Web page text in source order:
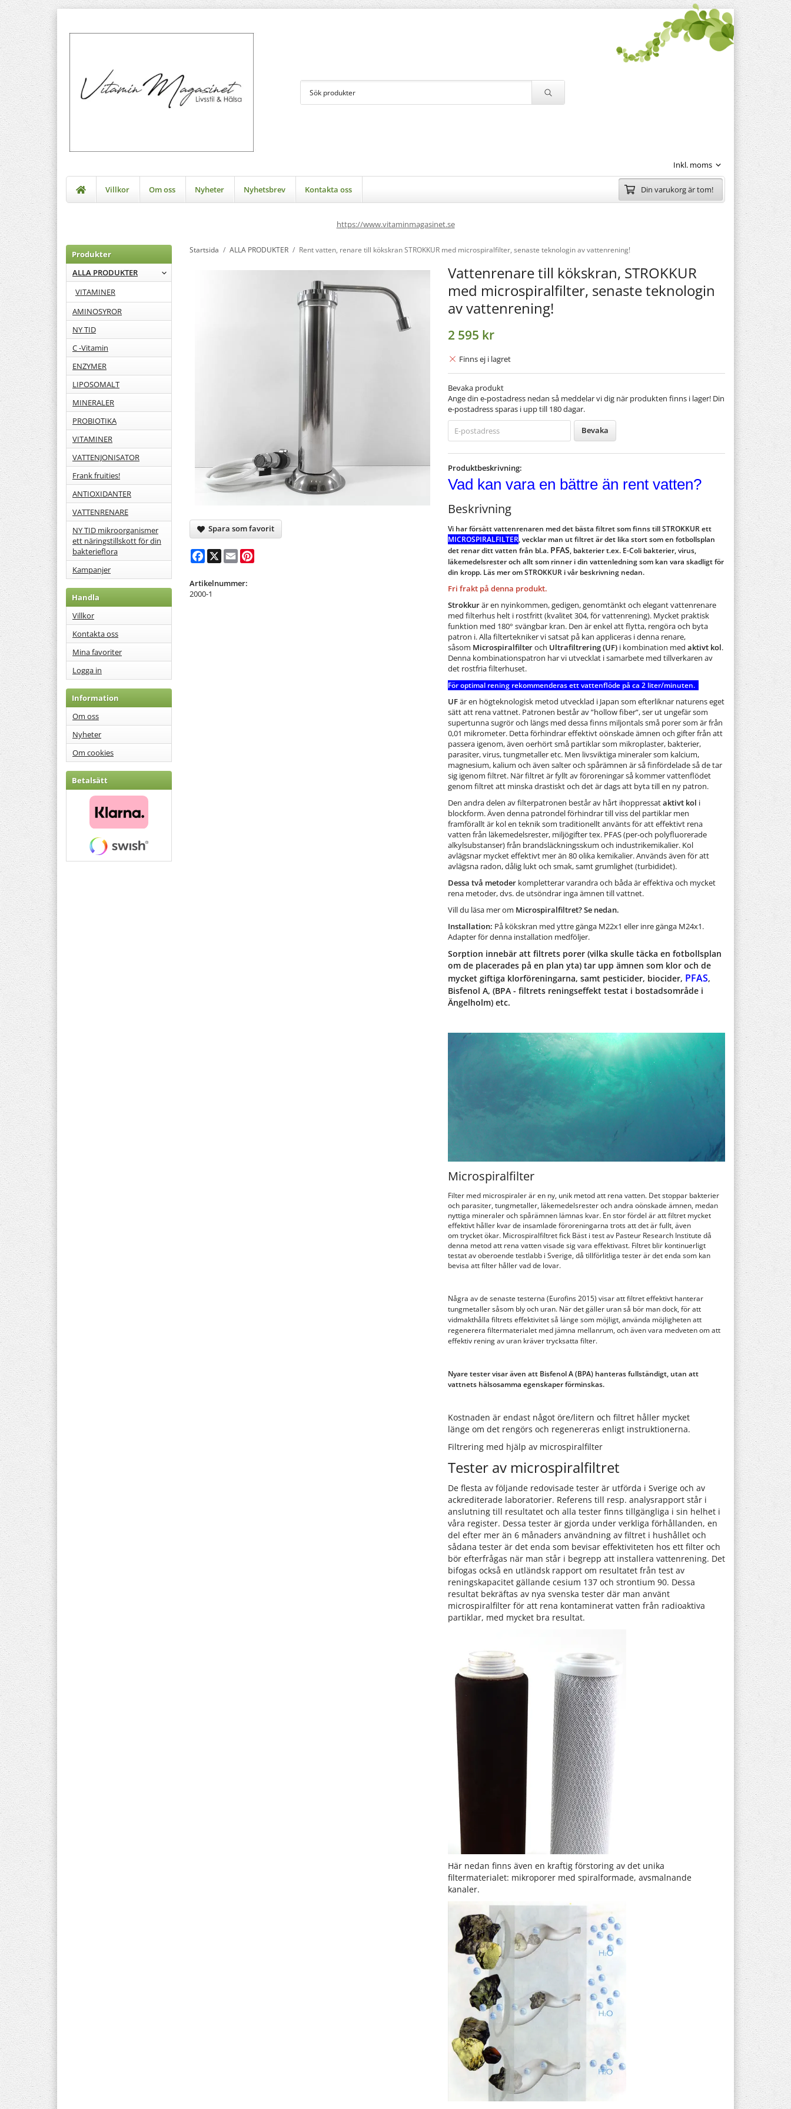
Villkor Om oss Nyheter Nyhetsbrev Kontakta oss Din varukorg är tom!
https://www.vitaminmagasinet.se
Produkter
ALLA PRODUKTER
VITAMINER
AMINOSYROR
NY TID
C -Vitamin
ENZYMER
LIPOSOMALT
MINERALER
PROBIOTIKA
VITAMINER
VATTENJONISATOR
Frank fruities!
ANTIOXIDANTER
VATTENRENARE
NY TID mikroorganismer
ett näringstillskott för din
bakterieflora
Kampanjer
Handla
Villkor
Kontakta oss
Mina favoriter
Logga in
Information
Om oss
Nyheter
Om cookies
Betalsätt
Startsida / ALLA PRODUKTER / Rent vatten, renare till kökskran STROKKUR med microspiralfilter, senaste teknologin av vattenrening!
Vattenrenare till kökskran, STROKKUR
med microspiralfilter, senaste teknologin
av vattenrening!
2 595 kr
Finns ej i lagret
Bevaka produkt
Ange din e-postadress nedan så meddelar vi dig när produkten finns i lager! Din
e-postadress sparas i upp till 180 dagar.
Bevaka
Produktbeskrivning:
Vad kan vara en bättre än rent vatten?
Beskrivning
Vi har försätt vattenrenaren med det bästa filtret som finns till STROKKUR ett
MICROSPIRALFILTER, vecklar man ut filtret är det lika stort som en fotbollsplan
det renar ditt vatten från bl.a. PFAS, bakterier t.ex. E-Coli bakterier, virus,
läkemedelsrester och allt som rinner i din vattenledning som kan vara skadligt för
din kropp. Läs mer om STROKKUR i vår beskrivning nedan.
Fri frakt på denna produkt.
Strokkurär en nyinkommen, gedigen, genomtänkt och elegant vattenrenare
med filterhus helt i rostfritt (kvalitet 304, för vattenrening). Mycket praktisk
funktion med 180° svängbar kran. Den är enkel att flytta, rengöra och byta
patron i. Alla filtertekniker vi satsat på kan appliceras i denna renare,
såsom Microspiralfilteroch Ultrafiltrering (UF)i kombination med aktivt kol.
Denna kombinationspatron har vi utvecklat i samarbete med tillverkaren av
det rostfria filterhuset.
För optimal rening rekommenderas ett vattenflöde på ca 2 liter/minuten.
UFär en högteknologisk metod utvecklad i Japan som efterliknar naturens eget
sätt att rena vattnet. Patronen består av ”hollow fiber”, ser ut ungefär som
supertunna sugrör och längs med dessa finns miljontals små porer som är från
0,01 mikrometer. Detta förhindrar effektivt oönskade ämnen och gifter från att
passera igenom, även oerhört små partiklar som mikroplaster, bakterier,
parasiter, virus, tungmetaller etc. Men livsviktiga mineraler som kalcium,
magnesium, kalium och även salter och spårämnen är så finfördelade så de tar
sig igenom filtret. När filtret är fyllt av föroreningar så kommer vattenflödet
genom filtret att minska drastiskt och det är dags att byta till en ny patron.
Den andra delen av filterpatronen består av hårt ihoppressataktivt kol i
blockform. Även denna patrondel förhindrar till viss del partiklar men
framförallt är kol en teknik som traditionellt använts för att effektivt rena
vatten från läkemedelsrester, miljögifter tex. PFAS (per-och polyfluorerade
alkylsubstanser) från brandsläckningsskum och industrikemikalier. Kol
avlägsnar mycket effektivt mer än 80 olika kemikalier. Används även för att
avlägsna radon, dålig lukt och smak, samt grumlighet (turbididet).
Dessa två metoderkompletterar varandra och båda är effektiva och mycket
rena metoder, dvs. de utsöndrar inga ämnen till vattnet.
Vill du läsa mer om Microspiralfiltret? Se nedan.
Installation: På kökskran med yttre gänga M22x1 eller inre gänga M24x1.
Adapter för denna installation medföljer.
Sorption innebär att filtrets porer (vilka skulle täcka en fotbollsplan
om de placerades på en plan yta) tar upp ämnen som klor och de
mycket giftiga klorföreningarna, samt pesticider, biocider, PFAS,
Bisfenol A, (BPA - filtrets reningseffekt testat i bostadsområde i
Ängelholm) etc.
Microspiralfilter
Filter med microspiraler är en ny, unik metod att rena vatten. Det stoppar bakterier
och parasiter, tungmetaller, läkemedelsrester och andra oönskade ämnen, medan
nyttiga mineraler och spårämnen lämnas kvar. En stor fördel är att filtret mycket
effektivt håller kvar de insamlade föroreningarna trots att det är fullt, även
om trycket ökar. Microspiralfiltret fick Bäst i test av Pasteur Research Institute då
denna metod att rena vatten visade sig vara effektivast. Filtret blir kontinuerligt
testat av oberoende testlabb i Sverige, då tillförlitliga tester är det enda som kan
bevisa att filter håller vad de lovar.
Några av de senaste testerna (Eurofins 2015) visar att filtret effektivt hanterar
tungmetaller såsom bly och uran. När det gäller uran så bör man dock, för att
vidmakthålla filtrets effektivitet så länge som möjligt, använda möjligheten att
regenerera filtermaterialet med jämna mellanrum, och även vara medveten om att
effektiv rening av uran kräver trycksatta filter.
Nyare tester visar även att Bisfenol A (BPA) hanteras fullständigt, utan att
vattnets hälsosamma egenskaper förminskas.
Kostnaden är endast något öre/litern och filtret håller mycket
länge om det rengörs och regenereras enligt instruktionerna.
Filtrering med hjälp av microspiralfilter
Tester av microspiralfiltret
De flesta av följande redovisade tester är utförda i Sverige och av
ackrediterade laboratorier. Referens till resp. analysrapport står i
anslutning till resultatet och alla tester finns tillgängliga i sin helhet i
våra register. Dessa tester är gjorda under verkliga förhållanden, en
del efter mer än 6 månaders användning av filtret i hushållet och
sådana tester är det enda som bevisar effektiviteten hos ett filter och
bör efterfrågas när man står i begrepp att installera vattenrening. Det
bifogas också en utländsk rapport om resultatet från test av
reningskapacitet gällande cesium 137 och strontium 90. Dessa
resultat bekräftas av nya svenska tester där man använt
microspiralfilter för att rena kontaminerat vatten från radioaktiva
partiklar, med mycket bra resultat.
Här nedan finns även en kraftig förstoring av det unika
filtermaterialet: mikroporer med spiralformade, avsmalnande
kanaler.
Spara som favorit
Facebook
X Email
Artikelnummer:
2000-1